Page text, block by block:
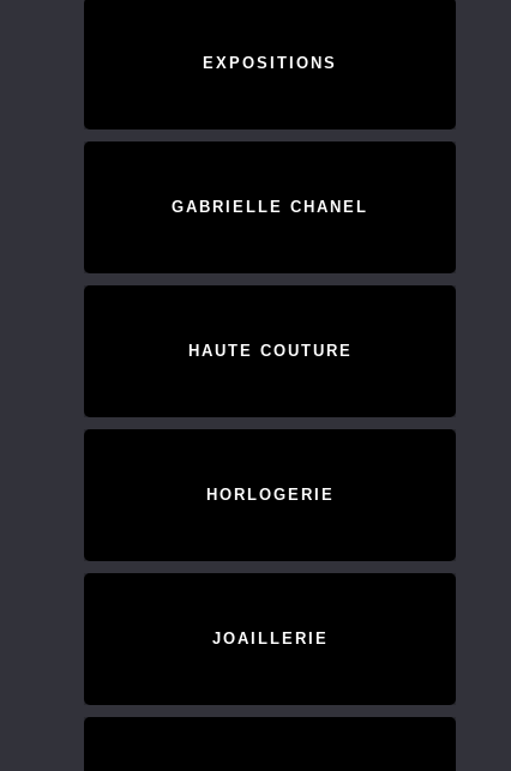
EXPOSITIONS
GABRIELLE CHANEL
HAUTE COUTURE
HORLOGERIE
JOAILLERIE